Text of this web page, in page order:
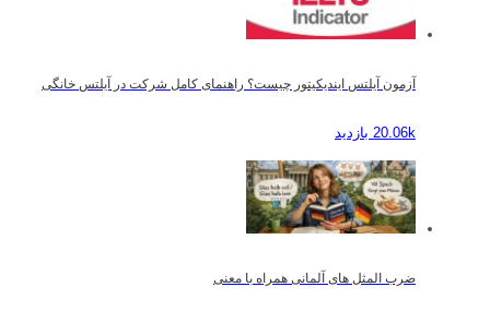
آزمون آیلتس ایندیکیتور چیست؟ راهنمای کامل شرکت در آیلتس خانگی
20.06k بازدید
ضرب المثل های آلمانی همراه با معنی